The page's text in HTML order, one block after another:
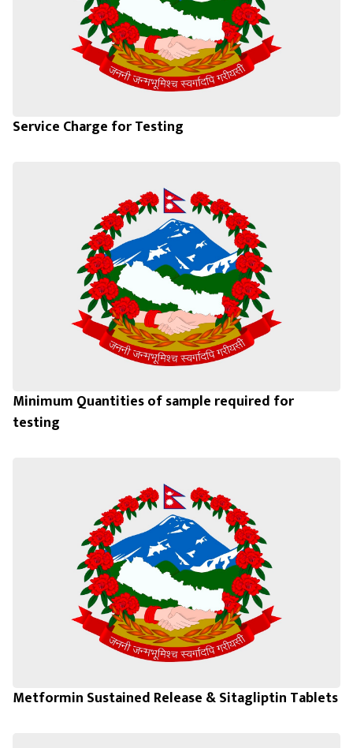
Service Charge for Testing
Minimum Quantities of sample required for
testing
Metformin Sustained Release & Sitagliptin Tablets